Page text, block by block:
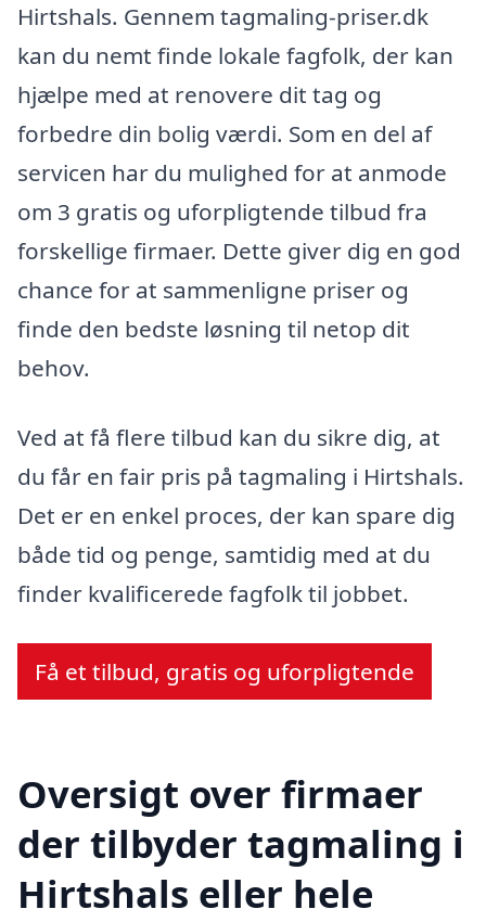
Hirtshals. Gennem tagmaling-priser.dk
kan du nemt finde lokale fagfolk, der kan
hjælpe med at renovere dit tag og
forbedre din bolig værdi. Som en del af
servicen har du mulighed for at anmode
om 3 gratis og uforpligtende tilbud fra
forskellige firmaer. Dette giver dig en god
chance for at sammenligne priser og
finde den bedste løsning til netop dit
behov.
Ved at få flere tilbud kan du sikre dig, at
du får en fair pris på tagmaling i Hirtshals.
Det er en enkel proces, der kan spare dig
både tid og penge, samtidig med at du
finder kvalificerede fagfolk til jobbet.
Få et tilbud, gratis og uforpligtende
Oversigt over firmaer
der tilbyder tagmaling i
Hirtshals eller hele